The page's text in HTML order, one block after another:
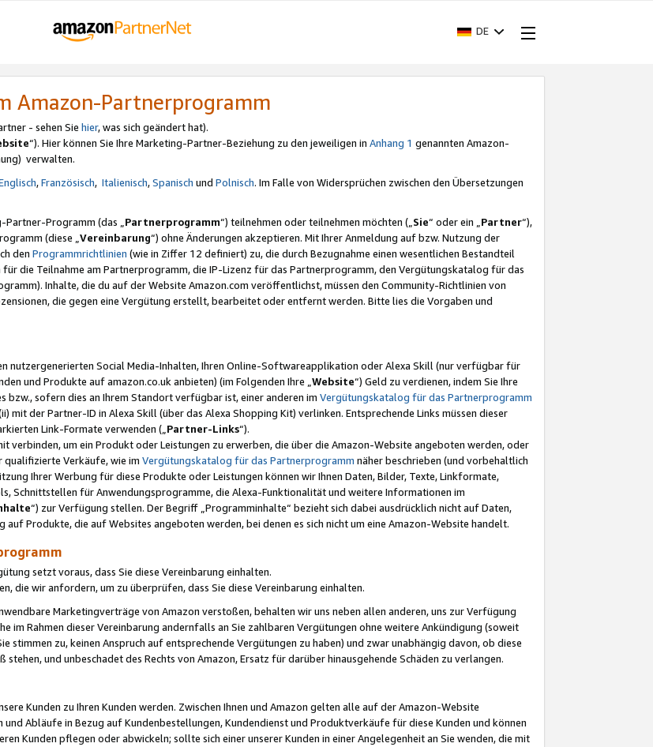
DE
Amazon-Partnerprogramm
- sehen Sie hier, was sich geändert hat).
“). Hier können Sie Ihre Marketing-Partner-Beziehung zu den jeweiligen in Anhang 1 genannten Amazon-
verwalten.
,Französisch, Italienisch,Spanisch und Polnisch. Im Falle von Widersprüchen zwischen den Übersetzungen
Partner-Programm (das „Partnerprogramm“) teilnehmen oder teilnehmen möchten („Sie“ oder ein „Partner“),
(diese „Vereinbarung“) ohne Änderungen akzeptieren. Mit Ihrer Anmeldung auf bzw. Nutzung der
den Programmrichtlinien (wie in Ziffer 12 definiert) zu, die durch Bezugnahme einen wesentlichen Bestandteil
die Teilnahme am Partnerprogramm, die IP-Lizenz für das Partnerprogramm, den Vergütungskatalog für das
Inhalte, die du auf der Website Amazon.com veröffentlichst, müssen den Community-Richtlinien von
die gegen eine Vergütung erstellt, bearbeitet oder entfernt werden. Bitte lies die Vorgaben und
nutzergenerierten Social Media-Inhalten, Ihren Online-Softwareapplikation oder Alexa Skill (nur verfügbar für
und Produkte auf amazon.co.uk anbieten) (im Folgenden Ihre „ Website“) Geld zu verdienen, indem Sie Ihre
bzw., sofern dies an Ihrem Standort verfügbar ist, einer anderen im Vergütungskatalog für das Partnerprogramm
mit der Partner-ID in Alexa Skill (über das Alexa Shopping Kit) verlinken. Entsprechende Links müssen dieser
Link-Formate verwenden („ Partner-Links“).
verbinden, um ein Produkt oder Leistungen zu erwerben, die über die Amazon-Website angeboten werden, oder
qualifizierte Verkäufe, wie im Vergütungskatalog für das Partnerprogramm näher beschrieben (und vorbehaltlich
Ihrer Werbung für diese Produkte oder Leistungen können wir Ihnen Daten, Bilder, Texte, Linkformate,
Schnittstellen für Anwendungsprogramme, die Alexa-Funktionalität und weitere Informationen im
“) zur Verfügung stellen. Der Begriff „Programminhalte“ bezieht sich dabei ausdrücklich nicht auf Daten,
Produkte, die auf Websites angeboten werden, bei denen es sich nicht um eine Amazon-Website handelt.
setzt voraus, dass Sie diese Vereinbarung einhalten.
die wir anfordern, um zu überprüfen, dass Sie diese Vereinbarung einhalten.
Marketingverträge von Amazon verstoßen, behalten wir uns neben allen anderen, uns zur Verfügung
im Rahmen dieser Vereinbarung andernfalls an Sie zahlbaren Vergütungen ohne weitere Ankündigung (soweit
zu, keinen Anspruch auf entsprechende Vergütungen zu haben) und zwar unabhängig davon, ob diese
und unbeschadet des Rechts von Amazon, Ersatz für darüber hinausgehende Schäden zu verlangen.
Kunden zu Ihren Kunden werden. Zwischen Ihnen und Amazon gelten alle auf der Amazon-Website
Abläufe in Bezug auf Kundenbestellungen, Kundendienst und Produktverkäufe für diese Kunden und können
Kunden pflegen oder abwickeln; sollte sich einer unserer Kunden in einer Angelegenheit an Sie wenden, die mit